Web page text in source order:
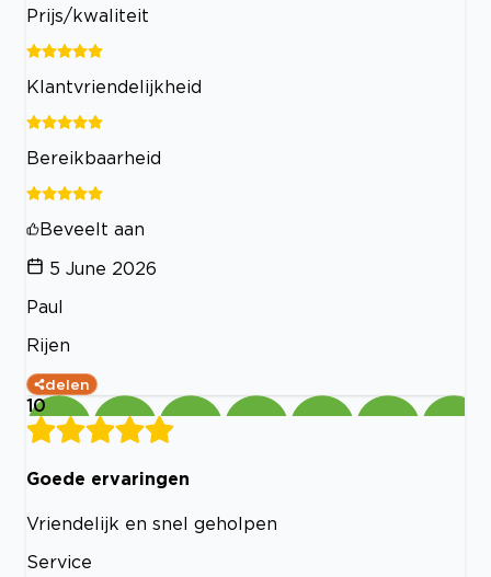
Prijs/kwaliteit
Klantvriendelijkheid
Bereikbaarheid
Beveelt aan
5 June 2026
Paul
Rijen
delen
10
Goede ervaringen
Vriendelijk en snel geholpen
Service